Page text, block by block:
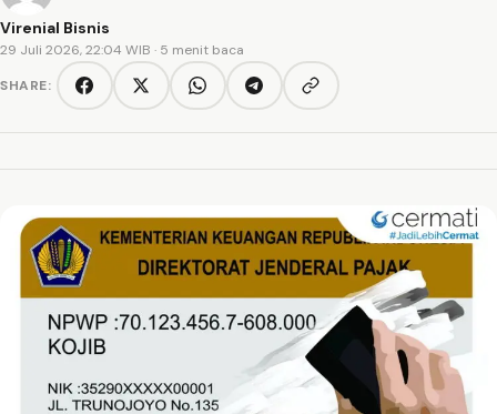
Virenial Bisnis
29 Juli 2026, 22:04 WIB · 5 menit baca
SHARE:
FacebookTwitter/XWhatsAppTelegramCopy link